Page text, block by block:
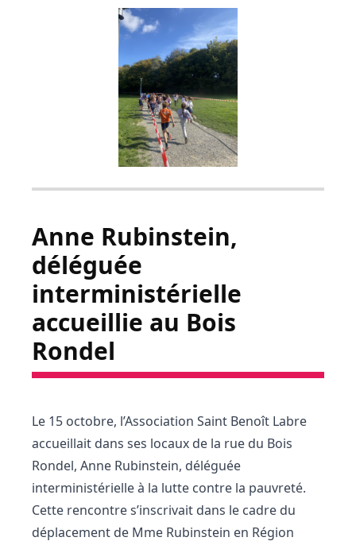
Anne Rubinstein,
déléguée
interministérielle
accueillie au Bois
Rondel
Le 15 octobre, l’Association Saint Benoît Labre
accueillait dans ses locaux de la rue du Bois
Rondel, Anne Rubinstein, déléguée
interministérielle à la lutte contre la pauvreté.
Cette rencontre s’inscrivait dans le cadre du
déplacement de Mme Rubinstein en Région